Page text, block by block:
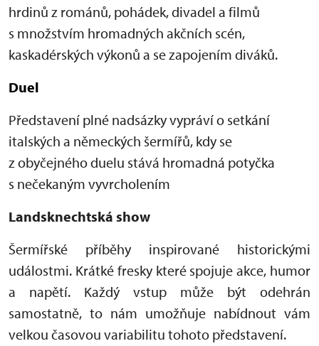
hrdinů z románů, pohádek, divadel a filmů
s množstvím hromadných akčních scén,
kaskadérských výkonů a se zapojením diváků.
Duel
Představení plné nadsázky vypráví o setkání
italských a německých šermířů, kdy se
z obyčejného duelu stává hromadná potyčka
s nečekaným vyvrcholením
Landsknechtská show
Šermířské příběhy inspirované historickými
událostmi. Krátké fresky které spojuje akce, humor
a napětí. Každý vstup může být odehrán
samostatně, to nám umožňuje nabídnout vám
velkou časovou variabilitu tohoto představení.